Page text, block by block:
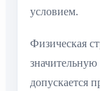
условием.
Физическая
значительную
допускается